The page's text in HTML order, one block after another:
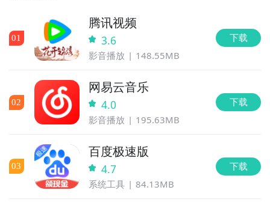
01
腾讯视频
3.6
影音播放 148.55MB
下载
02
网易云音乐
4.0
影音播放 195.63MB
下载
03
百度极速版
4.7
系统工具 84.13MB
下载